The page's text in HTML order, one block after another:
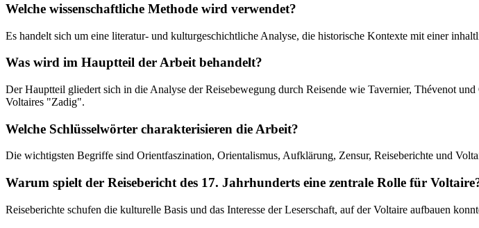
Welche wissenschaftliche Methode wird verwendet?
Es handelt sich um eine literatur- und kulturgeschichtliche Analyse, die historische Kontexte mit einer
Was wird im Hauptteil der Arbeit behandelt?
Der Hauptteil gliedert sich in die Analyse der Reisebewegung durch Reisende wie Tavernier, Thévenot
Voltaires "Zadig".
Welche Schlüsselwörter charakterisieren die Arbeit?
Die wichtigsten Begriffe sind Orientfaszination, Orientalismus, Aufklärung, Zensur, Reiseberichte und
Warum spielt der Reisebericht des 17. Jahrhunderts eine zentrale Rolle für
Reiseberichte schufen die kulturelle Basis und das Interesse der Leserschaft, auf der Voltaire aufbauen